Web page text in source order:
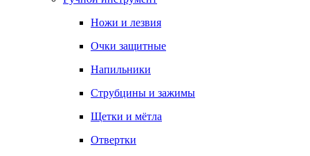
Ножи и лезвия
Очки защитные
Напильники
Струбцины и зажимы
Щетки и мётла
Отвертки